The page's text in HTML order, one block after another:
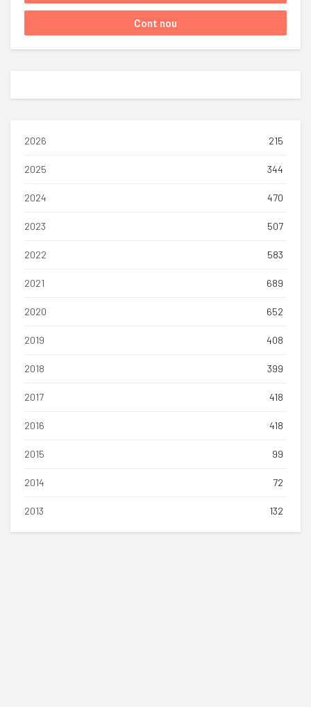
2026 215
2025 344
2024 470
2023 507
2022 583
2021 689
2020 652
2019 408
2018 399
2017 418
2016 418
2015 99
2014 72
2013 132